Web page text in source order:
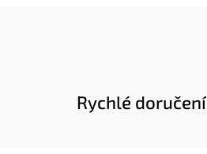
Rychlé doručení